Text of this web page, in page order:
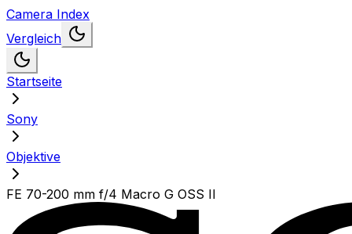
Camera Index
Vergleich
Startseite
Sony
Objektive
FE 70-200 mm f/4 Macro G OSS II